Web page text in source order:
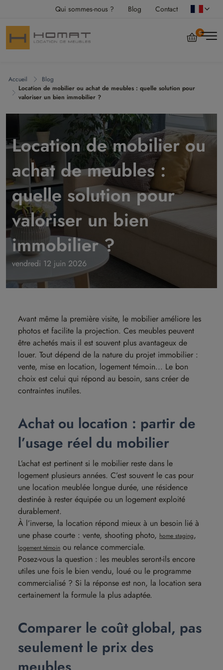
Qui sommes-nous ? Blog Contact
0
Accueil
Blog
Location de mobilier ou achat de meubles : quelle solution pour
valoriser un bien immobilier ?
Location de mobilier ou
achat de meubles :
quelle solution pour
valoriser un bien
immobilier ?
vendredi 12 juin 2026
Avant même la première visite, le mobilier améliore les
photos et facilite la projection. Ces meubles peuvent
être achetés mais il est souvent plus avantageux de
louer. Tout dépend de la nature du projet immobilier :
vente, mise en location, logement témoin... Le bon
choix est celui qui répond au besoin, sans créer de
contraintes inutiles.
Achat ou location : partir de
l’usage réel du mobilier
L’achat est pertinent si le mobilier reste dans le
logement plusieurs années. C’est souvent le cas pour
une location meublée longue durée, une résidence
destinée à rester équipée ou un logement exploité
durablement.
À l’inverse, la location répond mieux à un besoin lié à
une phase courte : vente, shooting photo, home staging,
logement témoin ou relance commerciale.
Posez-vous la question : les meubles seront-ils encore
utiles une fois le bien vendu, loué ou le programme
commercialisé ? Si la réponse est non, la location sera
certainement la formule la plus adaptée.
Comparer le coût global, pas
seulement le prix des